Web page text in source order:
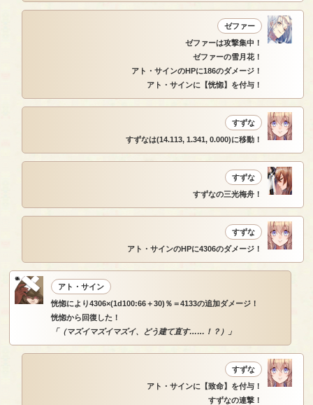
ゼファー
ゼファーは攻撃集中！
ゼファーの雪月花！
アト・サインのHPに186のダメージ！
アト・サインに【恍惚】を付与！
すずな
すずなは(14.113, 1.341, 0.000)に移動！
すずな
すずなの三光梅舟！
すずな
アト・サインのHPに4306のダメージ！
アト・サイン
恍惚により4306×(1d100:66＋30)％＝4133の追加ダメージ！
恍惚から回復した！
「（マズイマズイマズイ、どう建て直す……！？）」
すずな
アト・サインに【致命】を付与！
すずなの連撃！